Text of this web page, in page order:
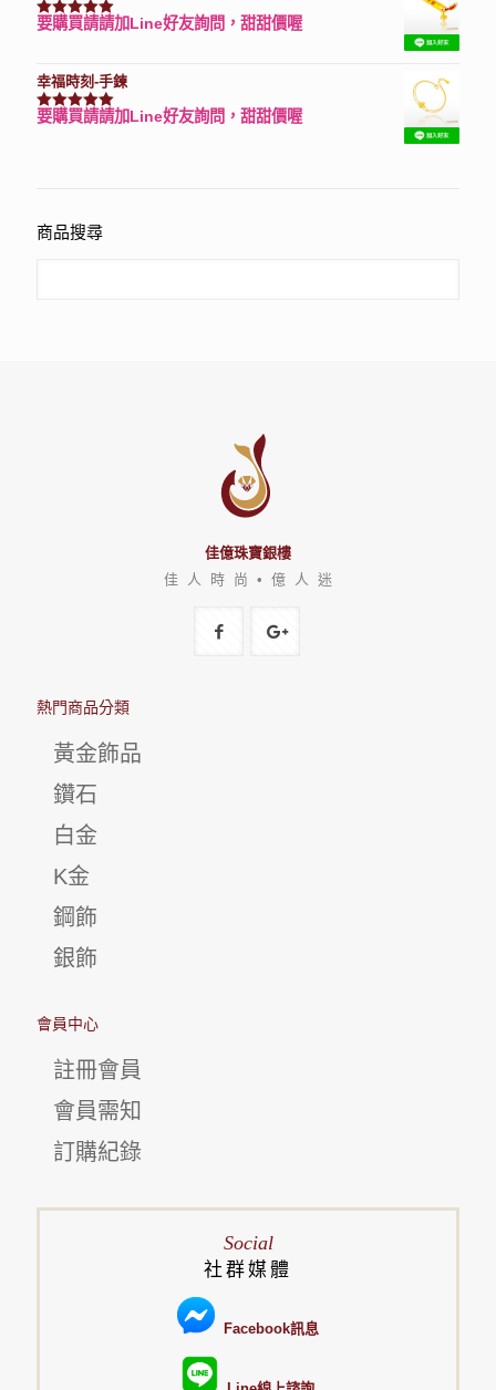
評分7740滿分 5
要購買請請加Line好友詢問，甜甜價喔
幸福時刻-手鍊
評分3150滿分 5
要購買請請加Line好友詢問，甜甜價喔
商品搜尋
佳億珠寶銀樓
佳 人 時 尚 • 億 人 迷
熱門商品分類
黃金飾品
鑽石
白金
K金
鋼飾
銀飾
會員中心
註冊會員
會員需知
訂購紀錄
Social
社群媒體
Facebook訊息